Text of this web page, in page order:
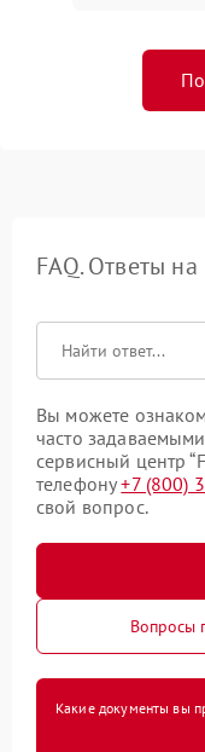
FAQ. Ответы
Вы можете
часто
сервисный центр
телефону+7 (800)
свой вопрос.
Вопросы
Какие документы вы